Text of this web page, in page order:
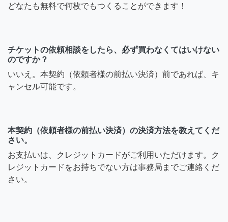
どなたも無料で何枚でもつくることができます！
チケットの依頼相談をしたら、必ず買わなくてはいけない
のですか？
いいえ。本契約（依頼者様の前払い決済）前であれば、キ
ャンセル可能です。
本契約（依頼者様の前払い決済）の決済方法を教えてくだ
さい。
お支払いは、クレジットカードがご利用いただけます。ク
レジットカードをお持ちでない方は事務局までご連絡くだ
さい。